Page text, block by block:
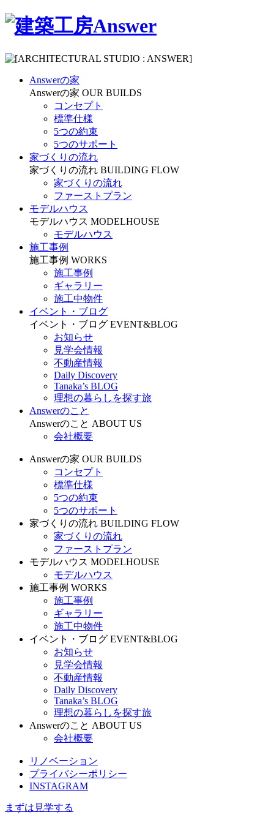
Answerの家
Answerの家 OUR BUILDS
コンセプト
標準仕様
5つの約束
5つのサポート
家づくりの流れ
家づくりの流れ BUILDING FLOW
家づくりの流れ
ファーストプラン
モデルハウス
モデルハウス MODELHOUSE
モデルハウス
施工事例
施工事例 WORKS
施工事例
ギャラリー
施工中物件
イベント・ブログ
イベント・ブログ EVENT&BLOG
お知らせ
見学会情報
不動産情報
Daily Discovery
Tanaka’s BLOG
理想の暮らしを探す旅
Answerのこと
Answerのこと ABOUT US
会社概要
Answerの家 OUR BUILDS
コンセプト
標準仕様
5つの約束
5つのサポート
家づくりの流れ BUILDING FLOW
家づくりの流れ
ファーストプラン
モデルハウス MODELHOUSE
モデルハウス
施工事例 WORKS
施工事例
ギャラリー
施工中物件
イベント・ブログ EVENT&BLOG
お知らせ
見学会情報
不動産情報
Daily Discovery
Tanaka’s BLOG
理想の暮らしを探す旅
Answerのこと ABOUT US
会社概要
リノベーション
プライバシーポリシー
INSTAGRAM
まずは見学する